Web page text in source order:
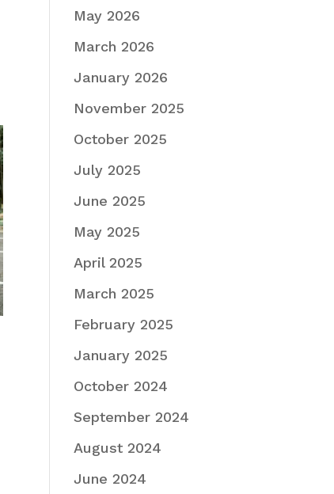
May 2026
March 2026
January 2026
November 2025
October 2025
July 2025
June 2025
May 2025
April 2025
March 2025
February 2025
January 2025
October 2024
September 2024
August 2024
June 2024